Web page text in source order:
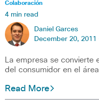
Colaboración
4 min read
Daniel Garces
December 20, 2011
La empresa se convierte
del consumidor en el
Read More